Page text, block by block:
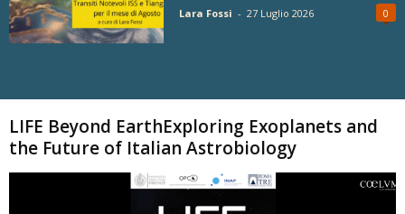
Lara Fossi - 27 Luglio 2026 0
LIFE Beyond EarthExploring Exoplanets and
the Future of Italian Astrobiology